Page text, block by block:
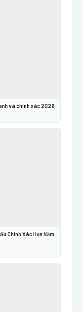
và chính xác 2026
Chính Xác Hơn Năm